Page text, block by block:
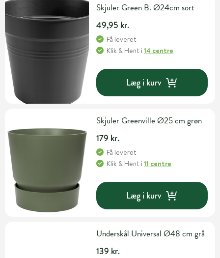
Skjuler Green B. Ø24cm sort
49,95 kr.
Få leveret
Klik & Hent i14 centre
Læg i kurv
Skjuler Greenville Ø25 cm grøn
179 kr.
Få leveret
Klik & Hent i11 centre
Læg i kurv
Underskål Universal Ø48 cm grå
139 kr.